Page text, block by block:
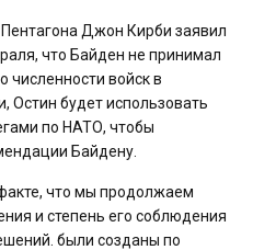
Джон Кирби заявил
что Байден не принимал
численности войск в
Остин будет использовать
по НАТО, чтобы
Байдену.
что мы продолжаем
и степень его соблюдения
были созданы по